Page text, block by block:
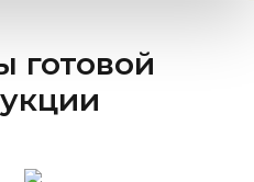
готовой